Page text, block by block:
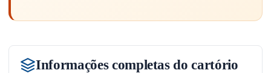
Informações completas do cartório